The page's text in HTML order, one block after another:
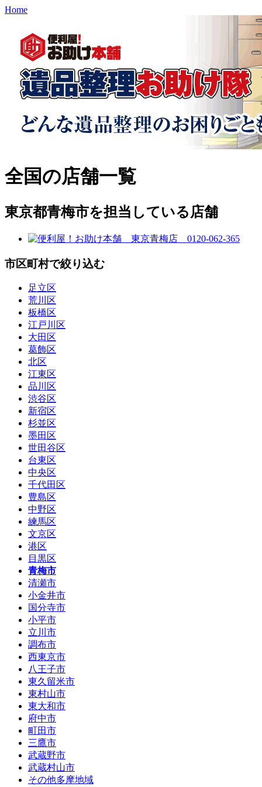
Home
全国の店舗一覧
東京都青梅市を担当している店舗
市区町村で絞り込む
足立区
荒川区
板橋区
江戸川区
大田区
葛飾区
北区
江東区
品川区
渋谷区
新宿区
杉並区
墨田区
世田谷区
台東区
中央区
千代田区
豊島区
中野区
練馬区
文京区
港区
目黒区
青梅市
清瀬市
小金井市
国分寺市
小平市
立川市
調布市
西東京市
八王子市
東久留米市
東村山市
東大和市
府中市
町田市
三鷹市
武蔵野市
武蔵村山市
その他多摩地域